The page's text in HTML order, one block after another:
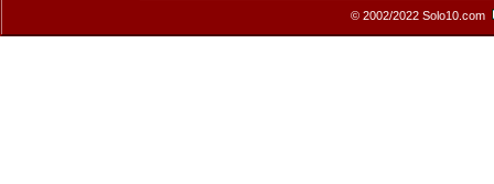
© 2002/2022 Solo10.com